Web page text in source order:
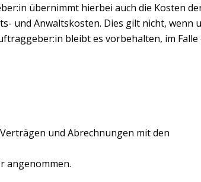
übernimmt hierbei auch die Kosten
und Anwaltskosten. Dies gilt nicht, wenn
bleibt es vorbehalten, im Falle
und Abrechnungen mit den
angenommen.